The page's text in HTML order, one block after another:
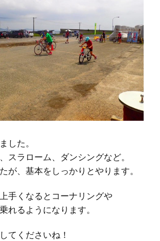
した。
スラローム、ダンシングなど。
が、基本をしっかりとやります。
手くなるとコーナリングや
れるようになります。
てくださいね！